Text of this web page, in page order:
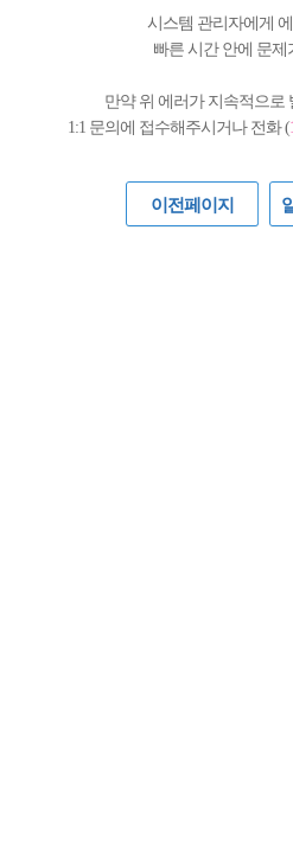
시스템 관리자에게
빠른 시간 안에 문
만약 위 에러가 지속적으로
1:1 문의에 접수해주시거나 전화 (
이전페이지